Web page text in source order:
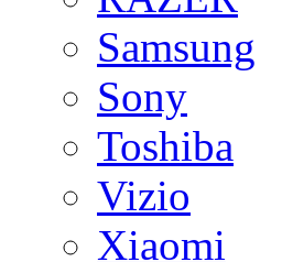
Samsung
Sony
Toshiba
Vizio
Xiaomi